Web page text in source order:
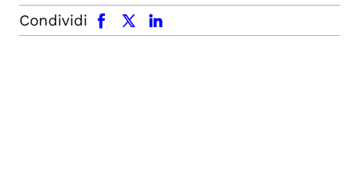
Condividi
facebook x.com linkedin